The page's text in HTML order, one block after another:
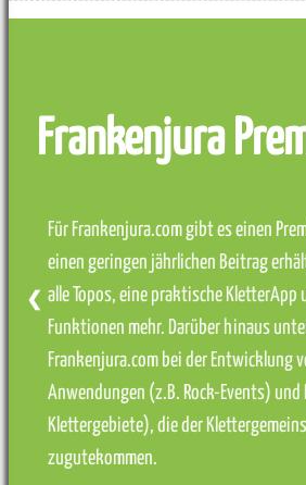
Frankenjura
Für Frankenjura.com gibt es einen
einen geringen jährlichen Beitrag
alle Topos, eine praktische KletterApp
Funktionen mehr. Darüber hinaus
Frankenjura.com bei der Entwicklung
Anwendungen (z.B. Rock-Events) und
Klettergebiete), die der
zugutekommen.
❮